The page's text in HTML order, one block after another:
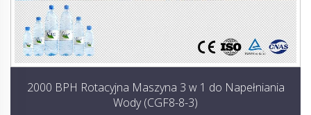
2000 BPH Rotacyjna Maszyna 3 w 1 do Napełniania
Wody (CGF8-8-3)